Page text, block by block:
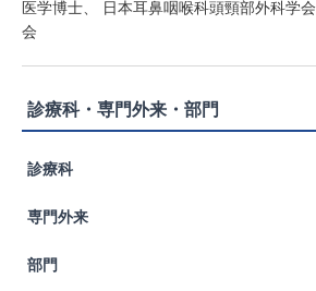
医学博士 日本耳鼻咽喉科頭頸部外科学会
会
診
療
科・
専
門
来・
門
診療科・専門外来・部門
診療科
脳神経外科
専門外来
せぼね外来
部門